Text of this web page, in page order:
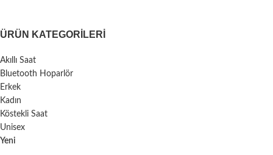
ÜRÜN KATEGORILERI
Akıllı Saat
Bluetooth Hoparlör
Erkek
Kadın
Köstekli Saat
Unisex
Yeni